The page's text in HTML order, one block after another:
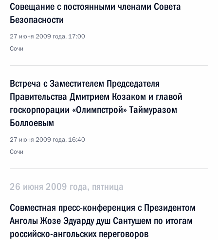
Совещание с постоянными членами Совета
Безопасности
27 июня 2009 года, 17:00
Сочи
Встреча с Заместителем Председателя
Правительства Дмитрием Козаком и главой
госкорпорации «Олимпстрой» Таймуразом
Боллоевым
27 июня 2009 года, 16:40
Сочи
26 июня 2009 года, пятница
Совместная пресс-конференция с Президентом
Анголы Жозе Эдуарду душ Сантушем по итогам
российско-ангольских переговоров